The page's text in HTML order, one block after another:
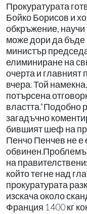
Прокуратурата
Бойко Борисов и
обкръжение, научи
може дори да бъде
министър
елиминиране на
очерта и главният
вчера. Той
потърсена
властта."Подобно
загадъчно
бившият шеф на
Пенчо Пенчев не е
на
който тегне над
прокуратурата
изскача около
Франция 1400 кг